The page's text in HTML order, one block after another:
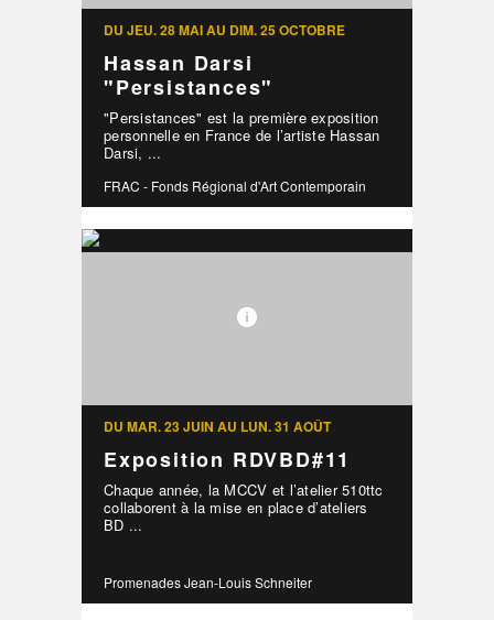
DU JEU. 28 MAI AU DIM. 25 OCTOBRE
Hassan Darsi
"Persistances"
"Persistances" est la première exposition
personnelle en France de l’artiste Hassan
Darsi, ...
FRAC - Fonds Régional d'Art Contemporain
DU MAR. 23 JUIN AU LUN. 31 AOÛT
Exposition RDVBD#11
Chaque année, la MCCV et l’atelier 510ttc
collaborent à la mise en place d’ateliers
BD ...
Promenades Jean-Louis Schneiter